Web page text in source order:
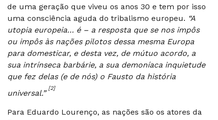
de uma geração que viveu os anos 30 e tem por isso
uma consciência aguda do tribalismo europeu. “A
utopia europeia… é – a resposta que se nos impôs
ou impôs às nações pilotos dessa mesma Europa
para domesticar, e desta vez, de mútuo acordo, a
sua intrínseca barbárie, a sua demoníaca inquietude
que fez delas (e de nós) o Fausto da história
universal.”
[2]
Para Eduardo Lourenço, as nações são os atores da